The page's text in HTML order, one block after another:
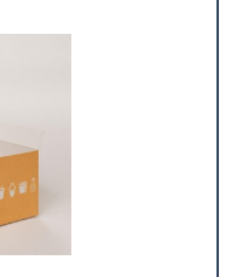
pode conseguir
dos cartões
é a representação da
possíveis clientes,
entanto, antes de
alguns pontos: um